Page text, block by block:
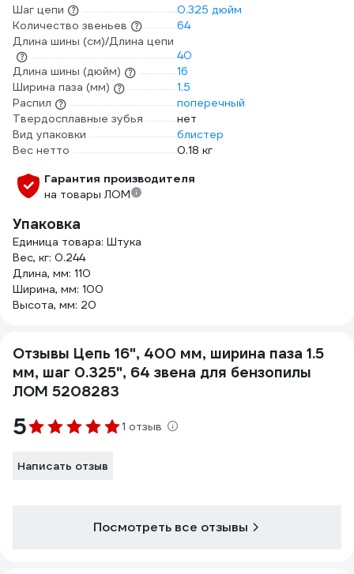
Шаг цепи
0.325 дюйм
Количество звеньев
64
Длина шины (см)/Длина цепи
40
Длина шины (дюйм)
16
Ширина паза (мм)
1.5
Распил
поперечный
Твердосплавные зубья
нет
Вид упаковки
блистер
Вес нетто
0.18 кг
Гарантия производителя
на товары ЛОМ
Упаковка
Единица товара: Штука
Вес, кг: 0.244
Длина, мм: 110
Ширина, мм: 100
Высота, мм: 20
Отзывы Цепь 16", 400 мм, ширина паза 1.5
мм, шаг 0.325", 64 звена для бензопилы
ЛОМ 5208283
5 1 отзыв
Написать отзыв
Посмотреть все отзывы